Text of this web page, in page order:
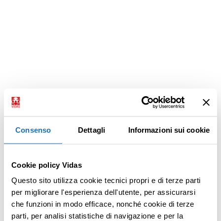
Consenso Dettagli Informazioni sui cookie
Cookie policy Vidas
Questo sito utilizza cookie tecnici propri e di terze parti
per migliorare l'esperienza dell'utente, per assicurarsi
che funzioni in modo efficace, nonché cookie di terze
parti, per analisi statistiche di navigazione e per la